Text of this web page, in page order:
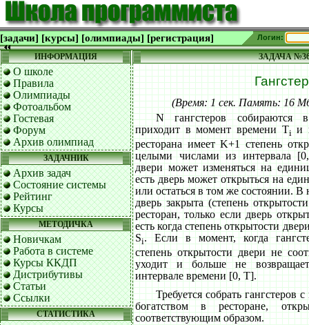
[задачи] [курсы] [олимпиады] [регистрация] Логин:
ИНФОРМАЦИЯ
О школе
Правила
Олимпиады
Фотоальбом
Гостевая
Форум
Архив олимпиад
ЗАДАЧНИК
Архив задач
Состояние системы
Рейтинг
Курсы
МЕТОДИЧКА
Новичкам
Работа в системе
Курсы ККДП
Дистрибутивы
Статьи
Ссылки
СТАТИСТИКА
ЗАДАЧА
(Время: 1 сек. Память: 16
N гангстеров собираются
приходит в момент времени Tiи
ресторана имеет K+1 степень
целыми числами из интервала
двери может изменяться на
есть дверь может открыться на
или остаться в том же состоянии.
дверь закрыта (степень
ресторан, только если дверь
есть когда степень открытости
Si. Если в момент, когда
степень открытости двери не
уходит и больше не
интервале времени [0, T].
Требуется собрать
богатством в ресторане,
соответствующим образом.